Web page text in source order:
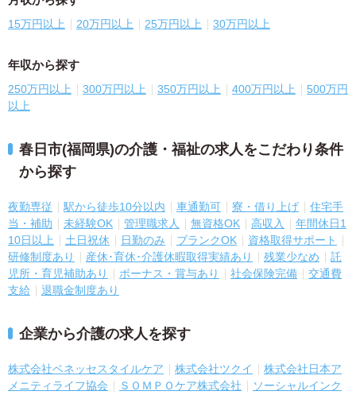
15万円以上 20万円以上 25万円以上 30万円以上
年収から探す
250万円以上 300万円以上 350万円以上 400万円以上
500万円
以上
春日市(福岡県)の介護・福祉の求人をこだわり条件
から探す
夜勤専従 駅から徒歩10分以内 車通勤可 寮・借り上げ
住宅手
当・補助
未経験OK 管理職求人 無資格OK 高収入
年間休日1
10日以上
土日祝休 日勤のみ ブランクOK
資格取得サポート
研修制度あり
産休･育休･介護休暇取得実績あり 残業少なめ
託
児所・育児補助あり
ボーナス・賞与あり 社会保険完備
交通費
支給
退職金制度あり
企業から介護の求人を探す
株式会社ベネッセスタイルケア 株式会社ツクイ
株式会社日本ア
メニティライフ協会
ＳＯＭＰＯケア株式会社
ソーシャルインク